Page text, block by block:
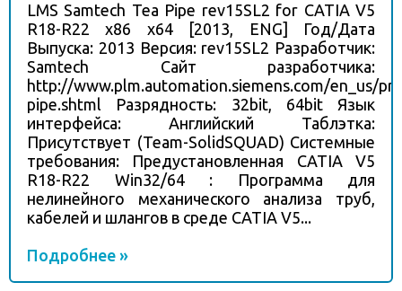
LMS Samtech Tea Pipe rev15SL2 for CATIA V5
R18-R22 x86 x64 [2013, ENG] Год/Дата
Выпуска: 2013 Версия: rev15SL2 Разработчик:
Samtech Сайт разработчика:
http://www.plm.automation.siemens.com/en_us/
pipe.shtml Разрядность: 32bit, 64bit Язык
интерфейса: Английский Таблэтка:
Присутствует (Team-SolidSQUAD) Системные
требования: Предустановленная CATIA V5
R18-R22 Win32/64 : Программа для
нелинейного механического анализа труб,
кабелей и шлангов в среде CATIA V5...
Подробнее »